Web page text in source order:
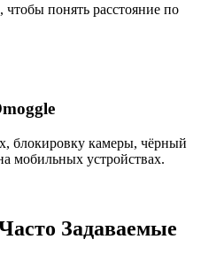
чтобы понять расстояние по
блокировку камеры, чёрный
мобильных устройствах.
Задаваемые